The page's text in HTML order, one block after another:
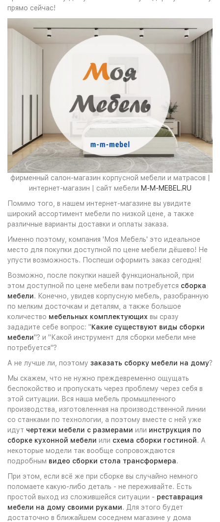
прямо сейчас!
фирменный салон-магазин корпусной мебели и матрасов |
интернет-магазин | сайт мебели M-M-MEBEL.RU
Помимо того, в нашем интернет-магазине вы увидите
широкий ассортимент мебели по низкой цене, а также
различные варианты доставки и оплаты заказа.
Именно поэтому, компания 'Моя Мебель' это идеальное
место для покупки доступной по цене мебели дёшево! Не
упусти возможность. Поспеши оформить заказ сегодня!
Возможно, после покупки нашей функциональной, при
этом доступной по цене мебели вам потребуется сборка
мебели. Конечно, увидев корпусную мебель, разобранную
по мелким досточкам и деталям, а также большое
количество мебельных комплектующих вы сразу
зададите себе вопрос: "Какие существуют виды сборки
мебели"? и "Какой инструмент для сборки мебели мне
потребуется"?
А не лучше ли, поэтому заказать сборку мебели на дому?
Мы скажем, что не нужно преждевременно ощущать
беспокойство и пропускать через проблему через себя в
этой ситуации. Вся наша мебель промышленного
производства, изготовленная на производственной линии
со станками по технологии, а поэтому вместе с ней уже
идут чертежи мебели с размерами или инструкция по
сборке кухонной мебели или схема сборки гостиной. А
некоторые модели так вообще сопровождаются
подробным видео сборки стола трансформера.
При этом, если всё же при сборке вы случайно немного
поломаете какую-либо деталь - не переживайте. Есть
простой выход из сложившейся ситуации - реставрация
мебели на дому своими руками. Для этого будет
достаточно в ближайшем соседнем магазине у дома